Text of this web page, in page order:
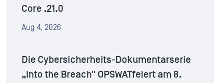
Core .21.0
Aug 4, 2026
Die Cybersicherheits-Dokumentarserie
„Into the Breach“ OPSWATfeiert am 8.